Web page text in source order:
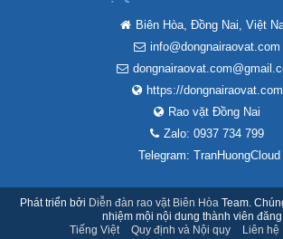
Biên Hòa, Đồng Nai, Việt
info@dongnairaovat.com
https://dongnairaovat.com
Rao vặt Đồng Nai
Zalo: 0937 734 799
Telegram: TranHuongCloud
Phát triển bởi Diễn đàn rao vặt Biên Hòa Team.
nhiệm mội nội dung thành viên đăng
Tiếng Việt
Quy định và Nội quy Liên hệ